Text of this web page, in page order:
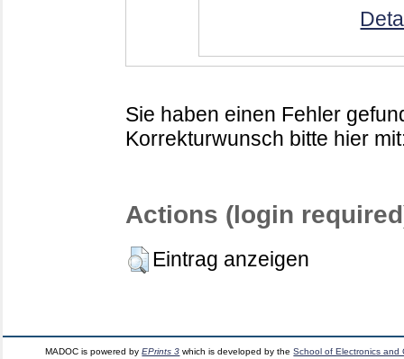
Sie haben einen Fehler
Korrekturwunsch bitte hier
Actions (login
Eintrag anzeigen
MADOC is powered byEPrints 3 which is developed by theSchool of Electronics and